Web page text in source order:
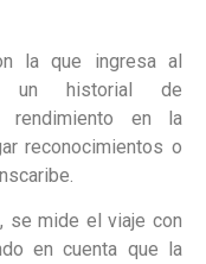
la que ingresa al
un historial de
rendimiento en la
reconocimientos o
se mide el viaje con
en cuenta que la